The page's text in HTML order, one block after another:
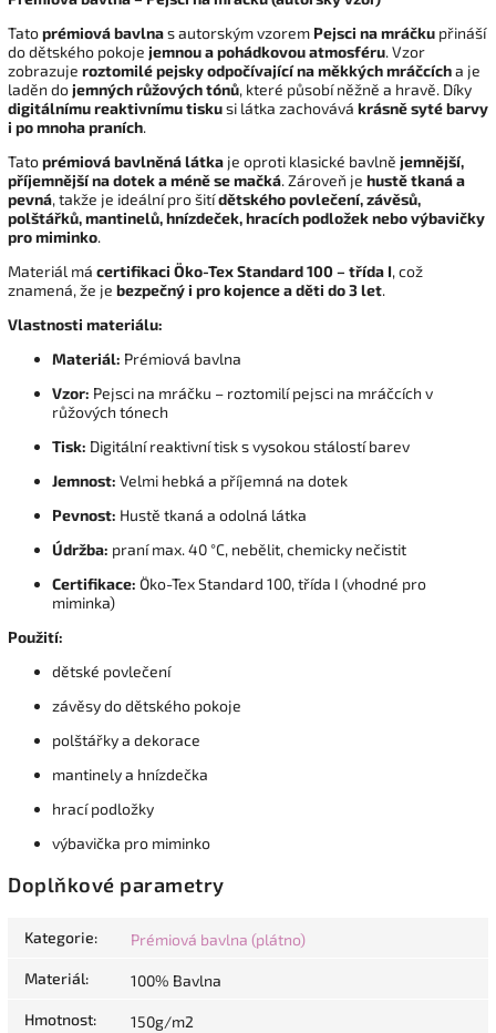
Tatoprémiová bavlnas autorským vzorem Pejsci na mráčku přináší
do dětského pokoje jemnou a pohádkovou atmosféru. Vzor
zobrazuje roztomilé pejsky odpočívající na měkkých mráčcícha je
laděn do jemných růžových tónů, které působí něžně a hravě. Díky
digitálnímu reaktivnímu tiskusi látka zachovává krásně syté barvy
i po mnoha praních.
Tatoprémiová bavlněná látka je oproti klasické bavlně jemnější,
příjemnější na dotek a méně se mačká. Zároveň je hustě tkaná a
pevná, takže je ideální pro šitídětského povlečení, závěsů,
polštářků, mantinelů, hnízdeček, hracích podložek nebo výbavičky
pro miminko.
Materiál má certifikaci Öko-Tex Standard 100 – třída I, což
znamená, že je bezpečný i pro kojence a děti do 3 let.
Vlastnosti materiálu:
Materiál: Prémiová bavlna
Vzor: Pejsci na mráčku – roztomilí pejsci na mráčcích v
růžových tónech
Tisk: Digitální reaktivní tisk s vysokou stálostí barev
Jemnost: Velmi hebká a příjemná na dotek
Pevnost: Hustě tkaná a odolná látka
Údržba: praní max. 40 °C, nebělit, chemicky nečistit
Certifikace: Öko-Tex Standard 100, třída I (vhodné pro
miminka)
Použití:
dětské povlečení
závěsy do dětského pokoje
polštářky a dekorace
mantinely a hnízdečka
hrací podložky
výbavička pro miminko
Doplňkové parametry
Kategorie: Prémiová bavlna (plátno)
Materiál: 100% Bavlna
Hmotnost: 150g/m2